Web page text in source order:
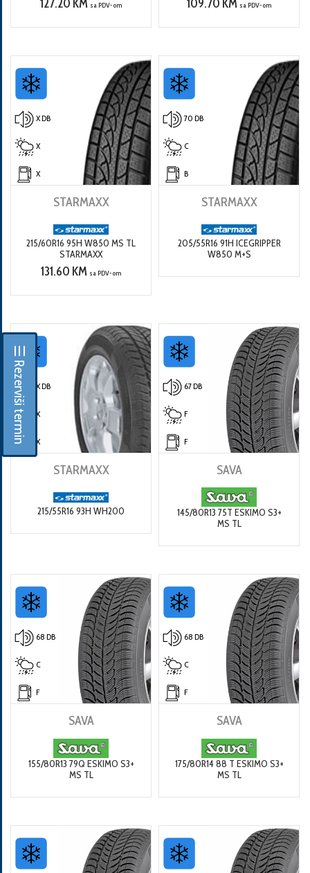
☰ Rezerviši termin
127.20 KM sa PDV-om 109.70 KM sa PDV-om
X DB
X
X
STARMAXX
215/60R16 95H W850 MS TL
STARMAXX
131.60 KM sa PDV-om
70 DB
C
B
STARMAXX
205/55R16 91H ICEGRIPPER
W850 M+S
X DB
X
X
STARMAXX
215/55R16 93H WH200
67 DB
F
F
SAVA
145/80R13 75T ESKIMO S3+
MS TL
68 DB
C
F
SAVA
155/80R13 79Q ESKIMO S3+
MS TL
68 DB
C
F
SAVA
175/80R14 88 T ESKIMO S3+
MS TL